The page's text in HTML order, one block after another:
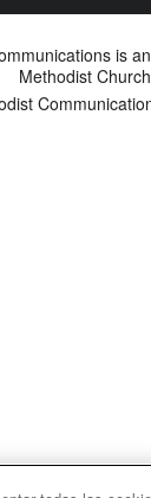
is
Methodist Church